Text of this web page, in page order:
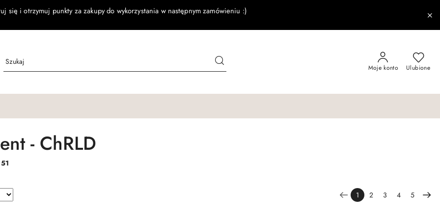
się i otrzymuj punkty za zakupy do wykorzystania w następnym zamówieniu :)
Moje konto Ulubione
- ChRLD
51
1 2 3 4 5